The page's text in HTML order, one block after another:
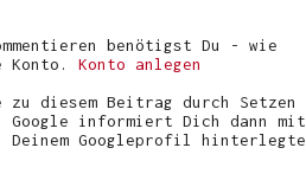
benötigst Du - wie
Konto. Konto anlegen
zu diesem Beitrag durch Setzen
Google informiert Dich dann mit
Googleprofil hinterlegte